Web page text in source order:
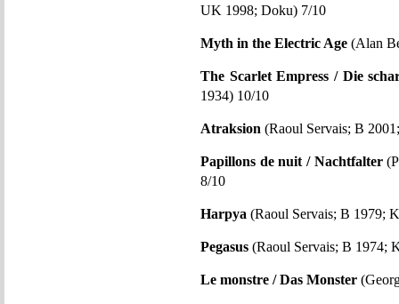
UK 1998; Doku) 7/10
Myth in the Electric Age (Alan
The Scarlet Empress / Die
1934) 10/10
Atraksion (Raoul Servais; B
Papillons de nuit / Nachtfalter
8/10
Harpya (Raoul Servais; B 1979;
Pegasus (Raoul Servais; B 1974;
Le monstre / Das Monster